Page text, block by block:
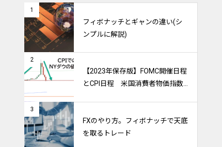
1
フィボナッチとギャンの違い(シ
ンプルに解説)
2
【2023年保存版】FOMC開催日程
とCPI日程 米国消費者物価指数
3
FXのやり方。フィボナッチで天底
を取るトレード